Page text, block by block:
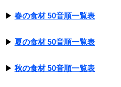
▶ 春の食材 50音順一覧表
▶ 夏の食材 50音順一覧表
▶ 秋の食材 50音順一覧表